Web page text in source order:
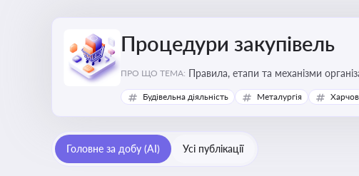
Процедури закупівель
ПРО ЩО ТЕМА: Правила, етапи та механізми
Будівельна діяльність Металургія
Головне за добу (AI) Усі публікації